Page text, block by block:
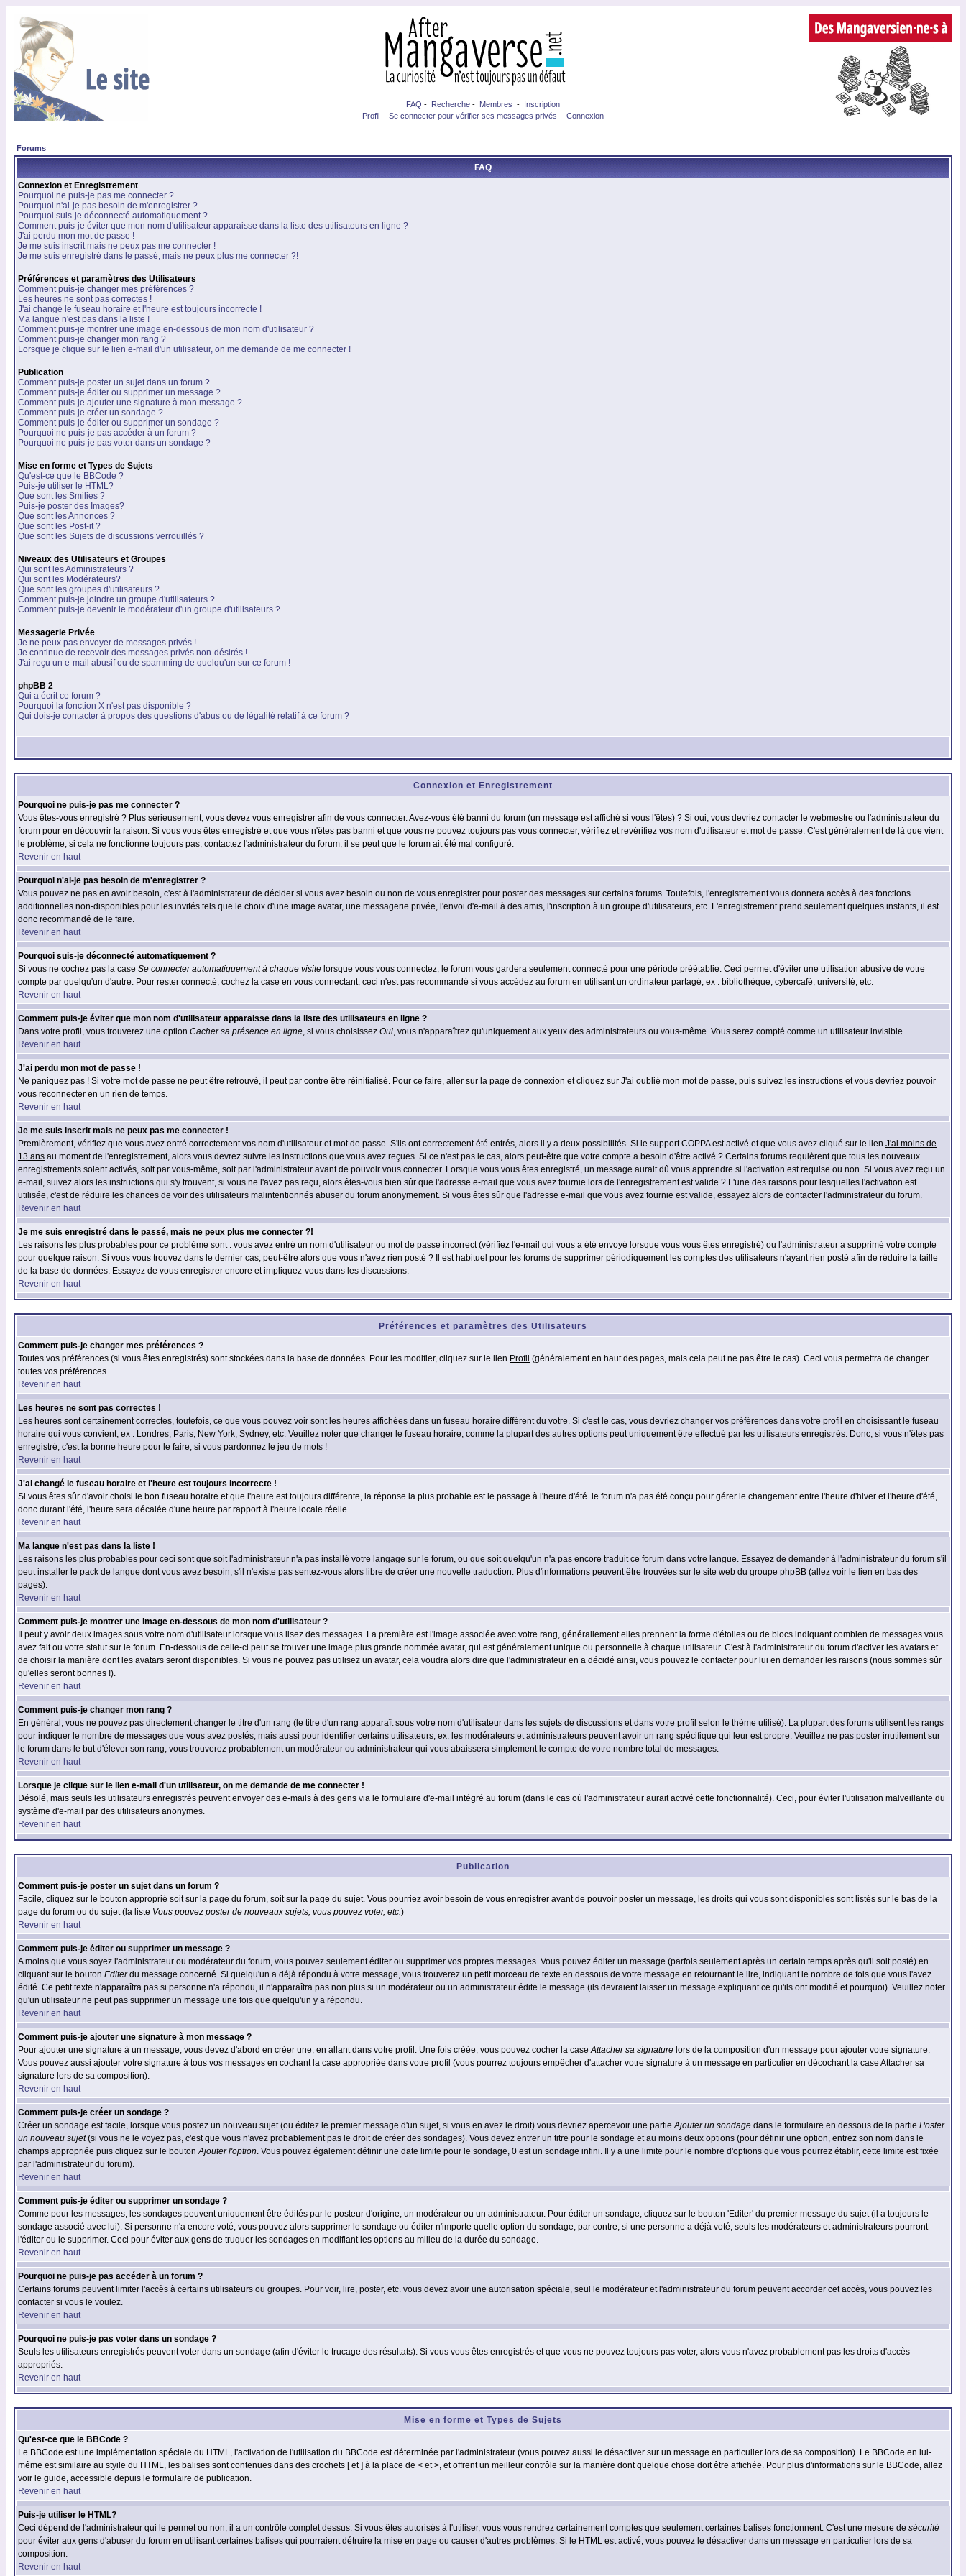
FAQ - Recherche - Membres - Inscription
Profil - Se connecter pour vérifier ses messages privés - Connexion
Forums
FAQ
Connexion et Enregistrement
Pourquoi ne puis-je pas me connecter ?
Pourquoi n'ai-je pas besoin de m'enregistrer ?
Pourquoi suis-je déconnecté automatiquement ?
Comment puis-je éviter que mon nom d'utilisateur apparaisse dans la liste des utilisateurs en ligne ?
J'ai perdu mon mot de passe !
Je me suis inscrit mais ne peux pas me connecter !
Je me suis enregistré dans le passé, mais ne peux plus me connecter ?!
Préférences et paramètres des Utilisateurs
Comment puis-je changer mes préférences ?
Les heures ne sont pas correctes !
J'ai changé le fuseau horaire et l'heure est toujours incorrecte !
Ma langue n'est pas dans la liste !
Comment puis-je montrer une image en-dessous de mon nom d'utilisateur ?
Comment puis-je changer mon rang ?
Lorsque je clique sur le lien e-mail d'un utilisateur, on me demande de me connecter !
Publication
Comment puis-je poster un sujet dans un forum ?
Comment puis-je éditer ou supprimer un message ?
Comment puis-je ajouter une signature à mon message ?
Comment puis-je créer un sondage ?
Comment puis-je éditer ou supprimer un sondage ?
Pourquoi ne puis-je pas accéder à un forum ?
Pourquoi ne puis-je pas voter dans un sondage ?
Mise en forme et Types de Sujets
Qu'est-ce que le BBCode ?
Puis-je utiliser le HTML?
Que sont les Smilies ?
Puis-je poster des Images?
Que sont les Annonces ?
Que sont les Post-it ?
Que sont les Sujets de discussions verrouillés ?
Niveaux des Utilisateurs et Groupes
Qui sont les Administrateurs ?
Qui sont les Modérateurs?
Que sont les groupes d'utilisateurs ?
Comment puis-je joindre un groupe d'utilisateurs ?
Comment puis-je devenir le modérateur d'un groupe d'utilisateurs ?
Messagerie Privée
Je ne peux pas envoyer de messages privés !
Je continue de recevoir des messages privés non-désirés !
J'ai reçu un e-mail abusif ou de spamming de quelqu'un sur ce forum !
phpBB 2
Qui a écrit ce forum ?
Pourquoi la fonction X n'est pas disponible ?
Qui dois-je contacter à propos des questions d'abus ou de légalité relatif à ce forum ?
Connexion et Enregistrement
Pourquoi ne puis-je pas me connecter ?
Vous êtes-vous enregistré ? Plus sérieusement, vous devez vous enregistrer afin de vous connecter. Avez-vous été banni du forum (un message est affiché si vous l'êtes) ? Si oui, vous devriez contacter le webmestre ou l'administrateur du
forum pour en découvrir la raison. Si vous vous êtes enregistré et que vous n'êtes pas banni et que vous ne pouvez toujours pas vous connecter, vérifiez et revérifiez vos nom d'utilisateur et mot de passe. C'est généralement de là que vient
le problème, si cela ne fonctionne toujours pas, contactez l'administrateur du forum, il se peut que le forum ait été mal configuré.
Revenir en haut
Pourquoi n'ai-je pas besoin de m'enregistrer ?
Vous pouvez ne pas en avoir besoin, c'est à l'administrateur de décider si vous avez besoin ou non de vous enregistrer pour poster des messages sur certains forums. Toutefois, l'enregistrement vous donnera accès à des fonctions
additionnelles non-disponibles pour les invités tels que le choix d'une image avatar, une messagerie privée, l'envoi d'e-mail à des amis, l'inscription à un groupe d'utilisateurs, etc. L'enregistrement prend seulement quelques instants, il est
donc recommandé de le faire.
Revenir en haut
Pourquoi suis-je déconnecté automatiquement ?
Si vous ne cochez pas la case Se connecter automatiquement à chaque visite lorsque vous vous connectez, le forum vous gardera seulement connecté pour une période préétablie. Ceci permet d'éviter une utilisation abusive de votre
compte par quelqu'un d'autre. Pour rester connecté, cochez la case en vous connectant, ceci n'est pas recommandé si vous accédez au forum en utilisant un ordinateur partagé, ex : bibliothèque, cybercafé, université, etc.
Revenir en haut
Comment puis-je éviter que mon nom d'utilisateur apparaisse dans la liste des utilisateurs en ligne ?
Dans votre profil, vous trouverez une option Cacher sa présence en ligne, si vous choisissez Oui, vous n'apparaîtrez qu'uniquement aux yeux des administrateurs ou vous-même. Vous serez compté comme un utilisateur invisible.
Revenir en haut
J'ai perdu mon mot de passe !
Ne paniquez pas ! Si votre mot de passe ne peut être retrouvé, il peut par contre être réinitialisé. Pour ce faire, aller sur la page de connexion et cliquez sur J'ai oublié mon mot de passe, puis suivez les instructions et vous devriez pouvoir
vous reconnecter en un rien de temps.
Revenir en haut
Je me suis inscrit mais ne peux pas me connecter !
Premièrement, vérifiez que vous avez entré correctement vos nom d'utilisateur et mot de passe. S'ils ont correctement été entrés, alors il y a deux possibilités. Si le support COPPA est activé et que vous avez cliqué sur le lien J'ai moins de
13 ans au moment de l'enregistrement, alors vous devrez suivre les instructions que vous avez reçues. Si ce n'est pas le cas, alors peut-être que votre compte a besoin d'être activé ? Certains forums requièrent que tous les nouveaux
enregistrements soient activés, soit par vous-même, soit par l'administrateur avant de pouvoir vous connecter. Lorsque vous vous êtes enregistré, un message aurait dû vous apprendre si l'activation est requise ou non. Si vous avez reçu un
e-mail, suivez alors les instructions qui s'y trouvent, si vous ne l'avez pas reçu, alors êtes-vous bien sûr que l'adresse e-mail que vous avez fournie lors de l'enregistrement est valide ? L'une des raisons pour lesquelles l'activation est
utilisée, c'est de réduire les chances de voir des utilisateurs malintentionnés abuser du forum anonymement. Si vous êtes sûr que l'adresse e-mail que vous avez fournie est valide, essayez alors de contacter l'administrateur du forum.
Revenir en haut
Je me suis enregistré dans le passé, mais ne peux plus me connecter ?!
Les raisons les plus probables pour ce problème sont : vous avez entré un nom d'utilisateur ou mot de passe incorrect (vérifiez l'e-mail qui vous a été envoyé lorsque vous vous êtes enregistré) ou l'administrateur a supprimé votre compte
pour quelque raison. Si vous vous trouvez dans le dernier cas, peut-être alors que vous n'avez rien posté ? Il est habituel pour les forums de supprimer périodiquement les comptes des utilisateurs n'ayant rien posté afin de réduire la taille
de la base de données. Essayez de vous enregistrer encore et impliquez-vous dans les discussions.
Revenir en haut
Préférences et paramètres des Utilisateurs
Comment puis-je changer mes préférences ?
Toutes vos préférences (si vous êtes enregistrés) sont stockées dans la base de données. Pour les modifier, cliquez sur le lien Profil (généralement en haut des pages, mais cela peut ne pas être le cas). Ceci vous permettra de changer
toutes vos préférences.
Revenir en haut
Les heures ne sont pas correctes !
Les heures sont certainement correctes, toutefois, ce que vous pouvez voir sont les heures affichées dans un fuseau horaire différent du votre. Si c'est le cas, vous devriez changer vos préférences dans votre profil en choisissant le fuseau
horaire qui vous convient, ex : Londres, Paris, New York, Sydney, etc. Veuillez noter que changer le fuseau horaire, comme la plupart des autres options peut uniquement être effectué par les utilisateurs enregistrés. Donc, si vous n'êtes pas
enregistré, c'est la bonne heure pour le faire, si vous pardonnez le jeu de mots !
Revenir en haut
J'ai changé le fuseau horaire et l'heure est toujours incorrecte !
Si vous êtes sûr d'avoir choisi le bon fuseau horaire et que l'heure est toujours différente, la réponse la plus probable est le passage à l'heure d'été. le forum n'a pas été conçu pour gérer le changement entre l'heure d'hiver et l'heure d'été,
donc durant l'été, l'heure sera décalée d'une heure par rapport à l'heure locale réelle.
Revenir en haut
Ma langue n'est pas dans la liste !
Les raisons les plus probables pour ceci sont que soit l'administrateur n'a pas installé votre langage sur le forum, ou que soit quelqu'un n'a pas encore traduit ce forum dans votre langue. Essayez de demander à l'administrateur du forum s'il
peut installer le pack de langue dont vous avez besoin, s'il n'existe pas sentez-vous alors libre de créer une nouvelle traduction. Plus d'informations peuvent être trouvées sur le site web du groupe phpBB (allez voir le lien en bas des
pages).
Revenir en haut
Comment puis-je montrer une image en-dessous de mon nom d'utilisateur ?
Il peut y avoir deux images sous votre nom d'utilisateur lorsque vous lisez des messages. La première est l'image associée avec votre rang, générallement elles prennent la forme d'étoiles ou de blocs indiquant combien de messages vous
avez fait ou votre statut sur le forum. En-dessous de celle-ci peut se trouver une image plus grande nommée avatar, qui est généralement unique ou personnelle à chaque utilisateur. C'est à l'administrateur du forum d'activer les avatars et
de choisir la manière dont les avatars seront disponibles. Si vous ne pouvez pas utilisez un avatar, cela voudra alors dire que l'administrateur en a décidé ainsi, vous pouvez le contacter pour lui en demander les raisons (nous sommes sûr
qu'elles seront bonnes !).
Revenir en haut
Comment puis-je changer mon rang ?
En général, vous ne pouvez pas directement changer le titre d'un rang (le titre d'un rang apparaît sous votre nom d'utilisateur dans les sujets de discussions et dans votre profil selon le thème utilisé). La plupart des forums utilisent les rangs
pour indiquer le nombre de messages que vous avez postés, mais aussi pour identifier certains utilisateurs, ex: les modérateurs et administrateurs peuvent avoir un rang spécifique qui leur est propre. Veuillez ne pas poster inutilement sur
le forum dans le but d'élever son rang, vous trouverez probablement un modérateur ou administrateur qui vous abaissera simplement le compte de votre nombre total de messages.
Revenir en haut
Lorsque je clique sur le lien e-mail d'un utilisateur, on me demande de me connecter !
Désolé, mais seuls les utilisateurs enregistrés peuvent envoyer des e-mails à des gens via le formulaire d'e-mail intégré au forum (dans le cas où l'administrateur aurait activé cette fonctionnalité). Ceci, pour éviter l'utilisation malveillante du
système d'e-mail par des utilisateurs anonymes.
Revenir en haut
Publication
Comment puis-je poster un sujet dans un forum ?
Facile, cliquez sur le bouton approprié soit sur la page du forum, soit sur la page du sujet. Vous pourriez avoir besoin de vous enregistrer avant de pouvoir poster un message, les droits qui vous sont disponibles sont listés sur le bas de la
page du forum ou du sujet (la liste Vous pouvez poster de nouveaux sujets, vous pouvez voter, etc.)
Revenir en haut
Comment puis-je éditer ou supprimer un message ?
A moins que vous soyez l'administrateur ou modérateur du forum, vous pouvez seulement éditer ou supprimer vos propres messages. Vous pouvez éditer un message (parfois seulement après un certain temps après qu'il soit posté) en
cliquant sur le bouton Editerdu message concerné. Si quelqu'un a déjà répondu à votre message, vous trouverez un petit morceau de texte en dessous de votre message en retournant le lire, indiquant le nombre de fois que vous l'avez
édité. Ce petit texte n'apparaîtra pas si personne n'a répondu, il n'apparaîtra pas non plus si un modérateur ou un administrateur édite le message (ils devraient laisser un message expliquant ce qu'ils ont modifié et pourquoi). Veuillez noter
qu'un utilisateur ne peut pas supprimer un message une fois que quelqu'un y a répondu.
Revenir en haut
Comment puis-je ajouter une signature à mon message ?
Pour ajouter une signature à un message, vous devez d'abord en créer une, en allant dans votre profil. Une fois créée, vous pouvez cocher la caseAttacher sa signature lors de la composition d'un message pour ajouter votre signature.
Vous pouvez aussi ajouter votre signature à tous vos messages en cochant la case appropriée dans votre profil (vous pourrez toujours empêcher d'attacher votre signature à un message en particulier en décochant la case Attacher sa
signature lors de sa composition).
Revenir en haut
Comment puis-je créer un sondage ?
Créer un sondage est facile, lorsque vous postez un nouveau sujet (ou éditez le premier message d'un sujet, si vous en avez le droit) vous devriez apercevoir une partieAjouter un sondage dans le formulaire en dessous de la partie Poster
un nouveau sujet(si vous ne le voyez pas, c'est que vous n'avez probablement pas le droit de créer des sondages). Vous devez entrer un titre pour le sondage et au moins deux options (pour définir une option, entrez son nom dans le
champs appropriée puis cliquez sur le boutonAjouter l'option. Vous pouvez également définir une date limite pour le sondage, 0 est un sondage infini. Il y a une limite pour le nombre d'options que vous pourrez établir, cette limite est fixée
par l'administrateur du forum).
Revenir en haut
Comment puis-je éditer ou supprimer un sondage ?
Comme pour les messages, les sondages peuvent uniquement être édités par le posteur d'origine, un modérateur ou un administrateur. Pour éditer un sondage, cliquez sur le bouton 'Editer' du premier message du sujet (il a toujours le
sondage associé avec lui). Si personne n'a encore voté, vous pouvez alors supprimer le sondage ou éditer n'importe quelle option du sondage, par contre, si une personne a déjà voté, seuls les modérateurs et administrateurs pourront
l'éditer ou le supprimer. Ceci pour éviter aux gens de truquer les sondages en modifiant les options au milieu de la durée du sondage.
Revenir en haut
Pourquoi ne puis-je pas accéder à un forum ?
Certains forums peuvent limiter l'accès à certains utilisateurs ou groupes. Pour voir, lire, poster, etc. vous devez avoir une autorisation spéciale, seul le modérateur et l'administrateur du forum peuvent accorder cet accès, vous pouvez les
contacter si vous le voulez.
Revenir en haut
Pourquoi ne puis-je pas voter dans un sondage ?
Seuls les utilisateurs enregistrés peuvent voter dans un sondage (afin d'éviter le trucage des résultats). Si vous vous êtes enregistrés et que vous ne pouvez toujours pas voter, alors vous n'avez probablement pas les droits d'accès
appropriés.
Revenir en haut
Mise en forme et Types de Sujets
Qu'est-ce que le BBCode ?
Le BBCode est une implémentation spéciale du HTML, l'activation de l'utilisation du BBCode est déterminée par l'administrateur (vous pouvez aussi le désactiver sur un message en particulier lors de sa composition). Le BBCode en lui-
même est similaire au styile du HTML, les balises sont contenues dans des crochets [ et ] à la place de < et >, et offrent un meilleur contrôle sur la manière dont quelque chose doit être affichée. Pour plus d'informations sur le BBCode, allez
voir le guide, accessible depuis le formulaire de publication.
Revenir en haut
Puis-je utiliser le HTML?
Ceci dépend de l'administrateur qui le permet ou non, il a un contrôle complet dessus. Si vous êtes autorisés à l'utiliser, vous vous rendrez certainement comptes que seulement certaines balises fonctionnent. C'est une mesure de sécurité
pour éviter aux gens d'abuser du forum en utilisant certaines balises qui pourraient détruire la mise en page ou causer d'autres problèmes. Si le HTML est activé, vous pouvez le désactiver dans un message en particulier lors de sa
composition.
Revenir en haut